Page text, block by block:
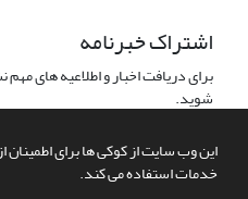
این وب سایت از کوکی ها برای اطمینان
خدمات استفاده می کند.
اشتراک خبرنامه
برای دریافت اخبار و اطلاعیه های
شوید.